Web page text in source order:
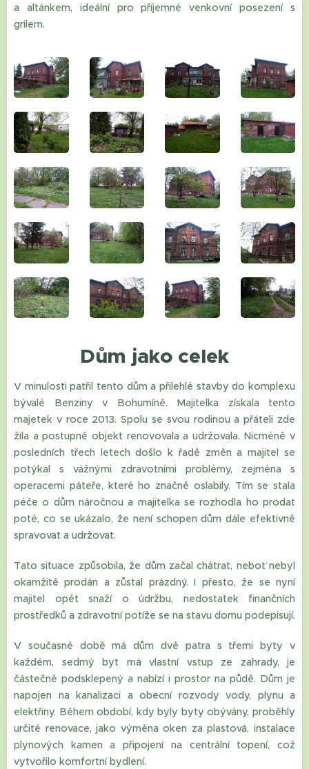
a altánkem, ideální pro příjemné venkovní posezení s
grilem.
Dům jako celek
V minulosti patřil tento dům a přilehlé stavby do komplexu
bývalé Benziny v Bohumíně. Majitelka získala tento
majetek v roce 2013. Spolu se svou rodinou a přáteli zde
žila a postupně objekt renovovala a udržovala. Nicméně v
posledních třech letech došlo k řadě změn a majitel se
potýkal s vážnými zdravotními problémy, zejména s
operacemi páteře, které ho značně oslabily. Tím se stala
péče o dům náročnou a majitelka se rozhodla ho prodat
poté, co se ukázalo, že není schopen dům dále efektivně
spravovat a udržovat.
Tato situace způsobila, že dům začal chátrat, neboť nebyl
okamžitě prodán a zůstal prázdný. I přesto, že se nyní
majitel opět snaží o údržbu, nedostatek finančních
prostředků a zdravotní potíže se na stavu domu podepisují.
V současné době má dům dvě patra s třemi byty v
každém, sedmý byt má vlastní vstup ze zahrady, je
částečně podsklepený a nabízí i prostor na půdě. Dům je
napojen na kanalizaci a obecní rozvody vody, plynu a
elektřiny. Během období, kdy byly byty obývány, proběhly
určité renovace, jako výměna oken za plastová, instalace
plynových kamen a připojení na centrální topení, což
vytvořilo komfortní bydlení.